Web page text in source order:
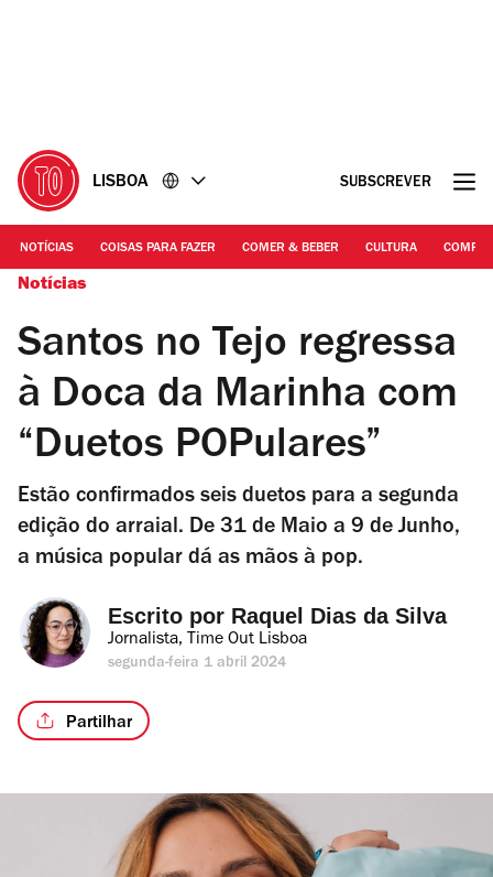
LISBOA SUBSCREVER
NOTÍCIAS COISAS PARA FAZER COMER & BEBER CULTURA
Notícias
Santos no Tejo regressa
à Doca da Marinha com
“Duetos POPulares”
Estão confirmados seis duetos para a segunda
edição do arraial. De 31 de Maio a 9 de Junho,
a música popular dá as mãos à pop.
Escrito por Raquel Dias da Silva
Jornalista, Time Out Lisboa
segunda-feira 1 abril 2024
Partilhar